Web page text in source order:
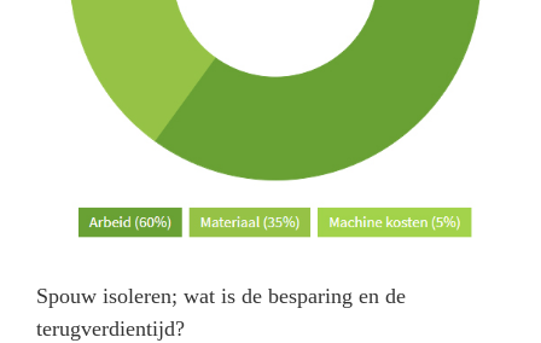
Spouw isoleren; wat is de besparing en de
terugverdientijd?